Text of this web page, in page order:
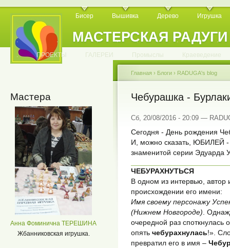
МАСТЕРСКАЯ РАДУГИ
Бисер Вышивка Дерево Игрушка
. . . . . . . . . . .
. ПРОЕКТЫ ГАЛЕРЕИ Промыслы Краеведение
Мастера
Анна Фоминична ТЕРЕШИНА
Жбанниковская игрушка.
Главная › Блоги › RADUGA's blog
Чебурашка -
Сб, 20/08/2016 - 20:09 —
Сегодня - День рождения
И, можно сказать, ЮБИЛЕЙ -
знаменитой серии Эдуарда
ЧЕБУРАХНУТЬСЯ
В одном из интервью, автор
происхождении его имени:
Имя своему персонажу
(Нижнем Новгороде) .
очередной раз
опять чебурахнулась!».
превратил его в имя –